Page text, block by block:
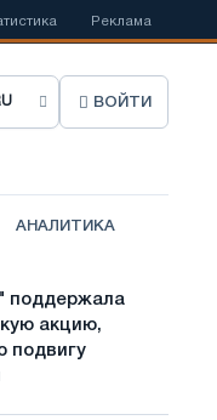
Королевстве
Реклама
ВОЙТИ
АНАЛИТИКА
поддержала
акцию,
подвигу